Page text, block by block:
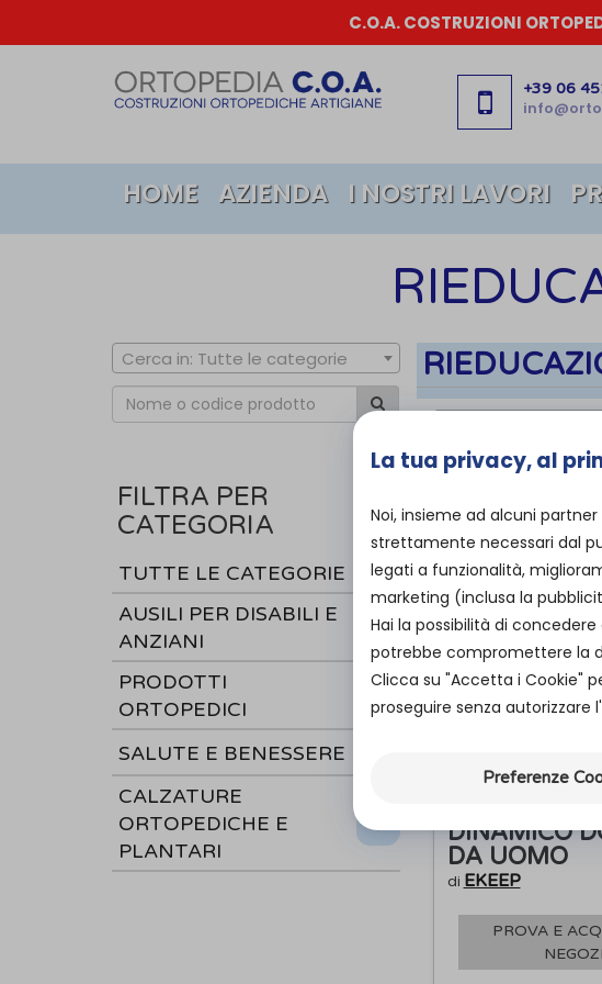
C.O.A. COSTRUZIONI
+39 06
HOME AZIENDA I NOSTRI LAVORI
Cerca in: Tutte le categorie
FILTRA PER
CATEGORIA
TUTTE LE CATEGORIE
AUSILI PER DISABILI E
ANZIANI
PRODOTTI
ORTOPEDICI
SALUTE E BENESSERE
CALZATURE
ORTOPEDICHE E
PLANTARI
K1
DINAMICO
DA UOMO
di EKEEP
PROVA E
La tua privacy, al
Noi, insieme ad alcuni
strettamente necessari dal
legati a funzionalità,
marketing (inclusa la
Hai la possibilità di
potrebbe compromettere la
Clicca su "Accetta i Cookie"
proseguire senza autorizzare
Preferenze